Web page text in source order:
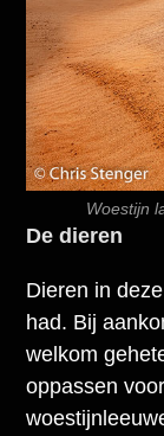
Woestijn
De dieren
Dieren in
had. Bij
welkom
oppassen